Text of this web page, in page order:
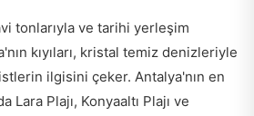
tonlarıyla ve tarihi yerleşim
kıyıları, kristal temiz denizleriyle
ilgisini çeker. Antalya'nın en
Lara Plajı, Konyaaltı Plajı ve